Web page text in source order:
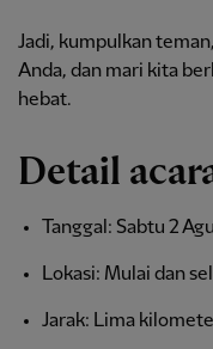
Jadi, kumpulkan
Anda, dan mari kita
hebat.
Detail
Tanggal: Sabtu 2
Lokasi: Mulai dan
Jarak: Lima